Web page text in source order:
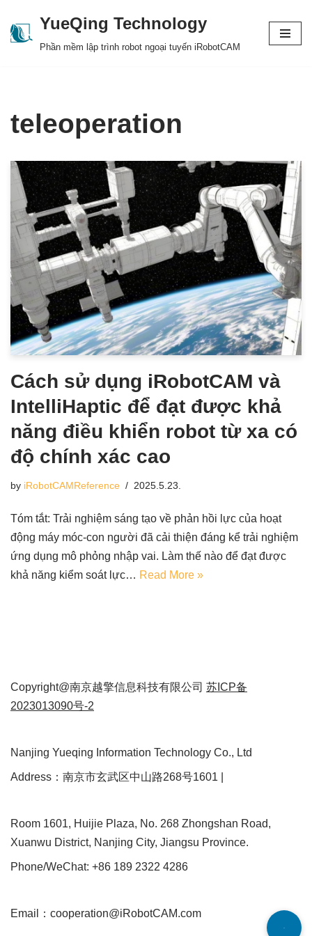
Skip
YueQing Technology
Phần mềm lập trình robot ngoại tuyến iRobotCAM
teleoperation
Cách sử dụng iRobotCAM và
IntelliHaptic để đạt được khả
năng điều khiển robot từ xa có
độ chính xác cao
by iRobotCAMReference 2025.5.23.
Tóm tắt: Trải nghiệm sáng tạo về phản hồi lực của hoạt
động máy móc-con người đã cải thiện đáng kể trải nghiệm
ứng dụng mô phỏng nhập vai. Làm thế nào để đạt được
khả năng kiểm soát lực… Read More »
Copyright@南京越擎信息科技有限公司 苏ICP备
2023013090号-2
Nanjing Yueqing Information Technology Co., Ltd
Address：南京市玄武区中山路268号1601 |
Room 1601, Huijie Plaza, No. 268 Zhongshan Road,
Xuanwu District, Nanjing City, Jiangsu Province.
Phone/WeChat: +86 189 2322 4286
Email：cooperation@iRobotCAM.com